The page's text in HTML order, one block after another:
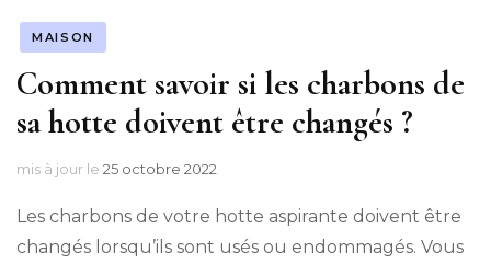
MAISON
Comment savoir si les charbons de
sa hotte doivent être changés ?
mis à jour le 25 octobre 2022
Les charbons de votre hotte aspirante doivent être
changés lorsqu’ils sont usés ou endommagés. Vous